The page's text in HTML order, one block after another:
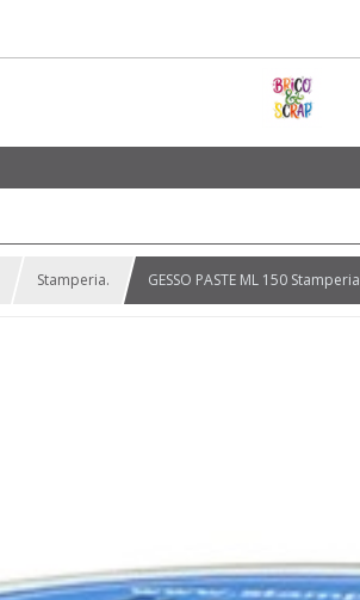
Stamperia. GESSO PASTE ML 150 Stamperia